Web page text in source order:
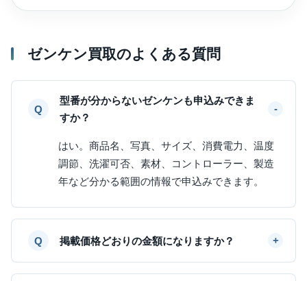
ゼンケン買取のよくある質問
型番が分からないゼンケンも申込みできま
すか？
はい。商品名、写真、サイズ、消費電力、温度
調節、洗濯可否、素材、コントローラー、製造
年など分かる範囲の情報で申込みできます。
掲載価格どおりの金額になりますか？